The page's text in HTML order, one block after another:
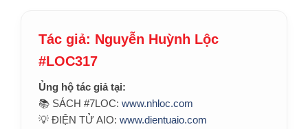
Tác giả: Nguyễn Huỳnh Lộc
#LOC317
Ủng hộ tác giả tại:
📚 SÁCH #7LOC: www.nhloc.com
💡 ĐIỆN TỬ AIO: www.dientuaio.com